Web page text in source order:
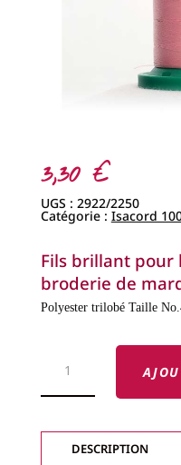
3,30 €
UGS : 2922/2250
Catégorie : Isacord
Fils brillant pour
broderie de
Polyester trilobé Taille
-
BRILLANTS-
DESCRIPTION